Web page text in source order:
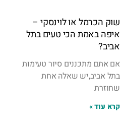
שוק הכרמל או לוינסקי –
איפה באמת הכי טעים בתל
אביב?
אם אתם מתכננים סיור טעימות
בתל אביב,יש שאלה אחת
שחוזרת
קרא עוד »